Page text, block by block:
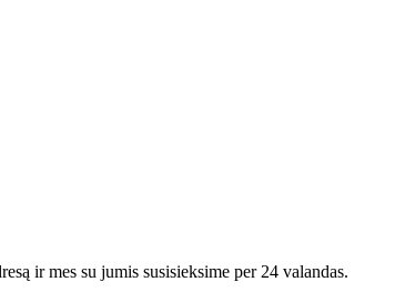
ir mes su jumis susisieksime per 24 valandas.